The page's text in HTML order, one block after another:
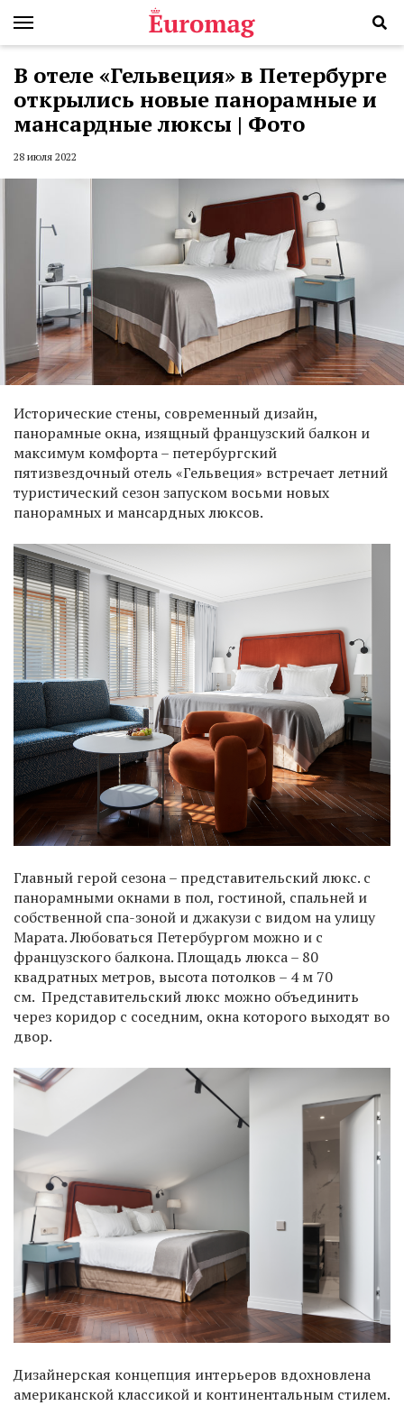
В отеле «Гельвеция» в Петербурге
открылись новые панорамные и
мансардные люксы | Фото
28 июля 2022
Исторические стены, современный дизайн,
панорамные окна, изящный французский балкон и
максимум комфорта – петербургский
пятизвездочный отель «Гельвеция» встречает летний
туристический сезон запуском восьми новых
панорамных и мансардных люксов.
Главный герой сезона – представительский люкс. с
панорамными окнами в пол, гостиной, спальней и
собственной спа-зоной и джакузи с видом на улицу
Марата. Любоваться Петербургом можно и с
французского балкона. Площадь люкса – 80
квадратных метров, высота потолков – 4 м 70
см. Представительский люкс можно объединить
через коридор с соседним, окна которого выходят во
двор.
Дизайнерская концепция интерьеров вдохновлена
американской классикой и континентальным стилем.